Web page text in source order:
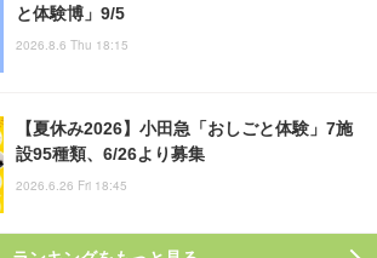
と体験博」9/5
2026.8.6 Thu 18:15
【夏休み2026】小田急「おしごと体験」7施
設95種類、6/26より募集
2026.6.26 Fri 18:45